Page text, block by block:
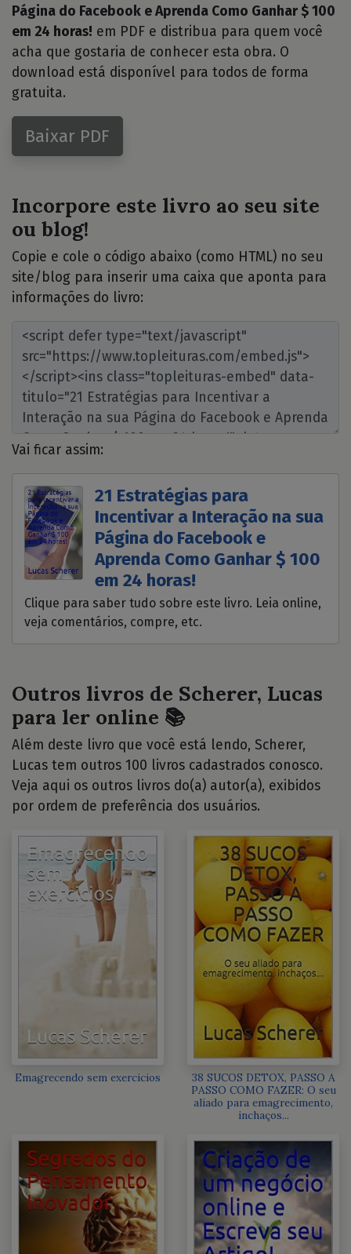
Página do Facebook e Aprenda Como Ganhar $ 100
em 24 horas! em PDF e distribua para quem você
acha que gostaria de conhecer esta obra. O
download está disponível para todos de forma
gratuita.
Baixar PDF
Incorpore este livro ao seu site
ou blog!
Copie e cole o código abaixo (como HTML) no seu
site/blog para inserir uma caixa que aponta para
informações do livro:
Vai ficar assim:
21 Estratégias para
Incentivar a Interação na sua
Página do Facebook e
Aprenda Como Ganhar $ 100
em 24 horas!
Clique para saber tudo sobre este livro. Leia online,
veja comentários, compre, etc.
Outros livros de Scherer, Lucas
para ler online 📚
Além deste livro que você está lendo, Scherer,
Lucas tem outros 100 livros cadastrados conosco.
Veja aqui os outros livros do(a) autor(a), exibidos
por ordem de preferência dos usuários.
Emagrecendo sem exercicios
38 SUCOS DETOX, PASSO A
PASSO COMO FAZER: O seu
aliado para emagrecimento,
inchaços...